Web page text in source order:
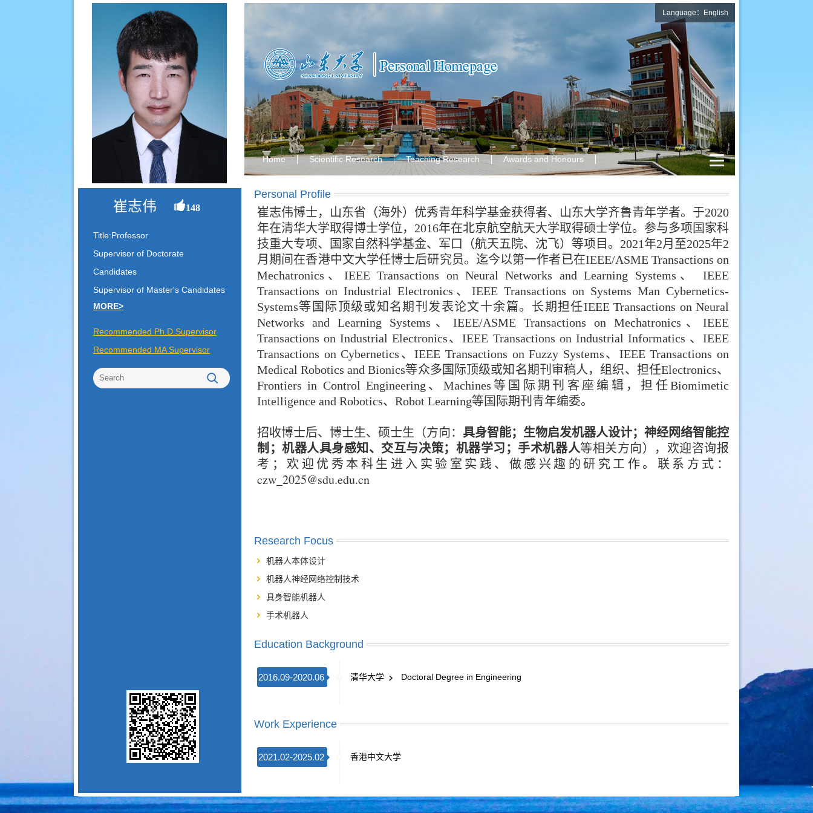
崔志伟 148
Title:Professor
Supervisor of Doctorate
Candidates
Supervisor of Master's Candidates
MORE>
Recommended Ph.D.Supervisor
Recommended MA Supervisor
Language：English
Home Scientific Research Teaching Research Awards and Honours
Personal Profile
崔志伟博士，山东省（海外）优秀青年科学基金获得者、山东大学齐鲁青年学者。于2020
年在清华大学取得博士学位，2016年在北京航空航天大学取得硕士学位。参与多项国家科
技重大专项、国家自然科学基金、军口（航天五院、沈飞）等项目。 2021年2月至2025年2
月期间在香港中文大学任博士后研究员。迄今以第一作者已在IEEE/ASME Transactions on
Mechatronics、IEEE Transactions on Neural Networks and Learning Systems、 IEEE
Transactions on Industrial Electronics、IEEE Transactions on Systems Man Cybernetics-
Systems等国际顶级或知名期刊发表论文十余篇。长期担任IEEE Transactions on Neural
Networks and Learning Systems、IEEE/ASME Transactions on Mechatronics、IEEE
Transactions on Industrial Electronics、IEEE Transactions on Industrial Informatics 、IEEE
Transactions on Cybernetics、IEEE Transactions on Fuzzy Systems、IEEE Transactions on
Medical Robotics and Bionics等众多国际顶级或知名期刊审稿人，组织、担任Electronics、
Frontiers in Control Engineering、Machines等国际期刊客座编辑，担任Biomimetic
Intelligence and Robotics、 Robot Learning等 国际期刊青年编委。
招收博士后、博士生、硕士生（方向： 具身智能；生物启发机器人设计；神经网络智能控
制；机器人具身感知、交互与决策；机器学习；手术机器人等相关方向），欢迎咨询报
考；欢迎优秀本科生进入实验室实践、做感兴趣 的研究工作。联系方式：
czw_2025@sdu.edu.cn
Research Focus
机器人本体设计
机器人神经网络控制技术
具身智能机器人
手术机器人
Education Background
2016.09-2020.06 清华大学 Doctoral Degree in Engineering
Work Experience
2021.02-2025.02 香港中文大学